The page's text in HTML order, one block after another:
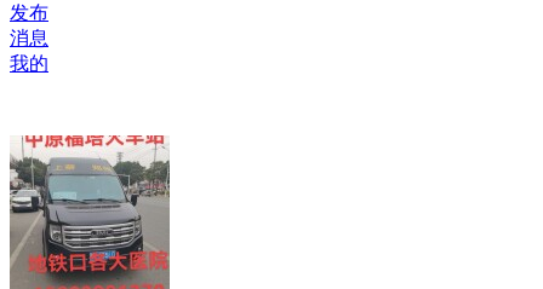
发布
消息
我的